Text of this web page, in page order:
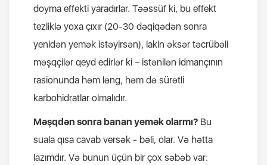
doyma effekti yaradırlar. Təəssüf ki, bu effekt
tezliklə yoxa çıxır (20-30 dəqiqədən sonra
yenidən yemək istəyirsən), lakin əksər təcrübəli
məşqçilər qeyd edirlər ki – istənilən idmançının
rasionunda həm ləng, həm də sürətli
karbohidratlar olmalıdır.
Məşqdən sonra banan yemək olarmı? Bu
suala qısa cavab versək - bəli, olar. Və hətta
lazımdır. Və bunun üçün bir çox səbəb var: